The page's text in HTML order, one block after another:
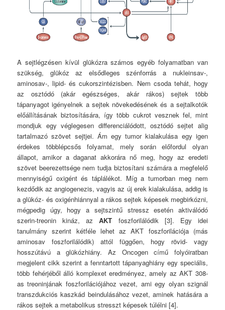
A sejtlégzésen kívül glükózra számos egyéb folyamatban van
szükség, glükóz az elsődleges szénforrás a nukleinsav-,
aminosav-, lipid- és cukorszintézisben. Nem csoda tehát, hogy
az osztódó (akár egészséges, akár rákos) sejtek több
tápanyagot igényelnek a sejtek növekedésének és a sejtalkotók
előállításának biztosítására, így több cukrot vesznek fel, mint
mondjuk egy véglegesen differenciálódott, osztódó sejtet alig
tartalmazó szövet sejtjei. Ám egy tumor kialakulása egy igen
érdekes többlépcsős folyamat, mely során előfordul olyan
állapot, amikor a daganat akkorára nő meg, hogy az eredeti
szövet beerezettsége nem tudja biztosítani számára a megfelelő
mennyiségű oxigént és táplálékot. Míg a tumorban meg nem
kezdődik az angiogenezis, vagyis az új erek kialakulása, addig is
a glükóz- és oxigénhiánnyal a rákos sejtek képesek megbirkózni,
mégpedig úgy, hogy a sejtszintű stressz esetén aktiválódó
szerin-treonin kináz, azAKT foszforilálódik [3]. Egy idei
tanulmány szerint kétféle lehet az AKT foszforilációja (más
aminosav foszforilálódik) attól függően, hogy rövid- vagy
hosszútávú a glükózhiány. Az Oncogen című folyóiratban
megjelent cikk szerint a fenntartott tápanyaghiány egy speciális,
több fehérjéből álló komplexet eredményez, amely az AKT 308-
as treoninjának foszforilációjához vezet, ami egy olyan szignál
transzdukciós kaszkád beindulásához vezet, aminek hatására a
rákos sejtek a metabolikus stresszt képesek túlélni [4].